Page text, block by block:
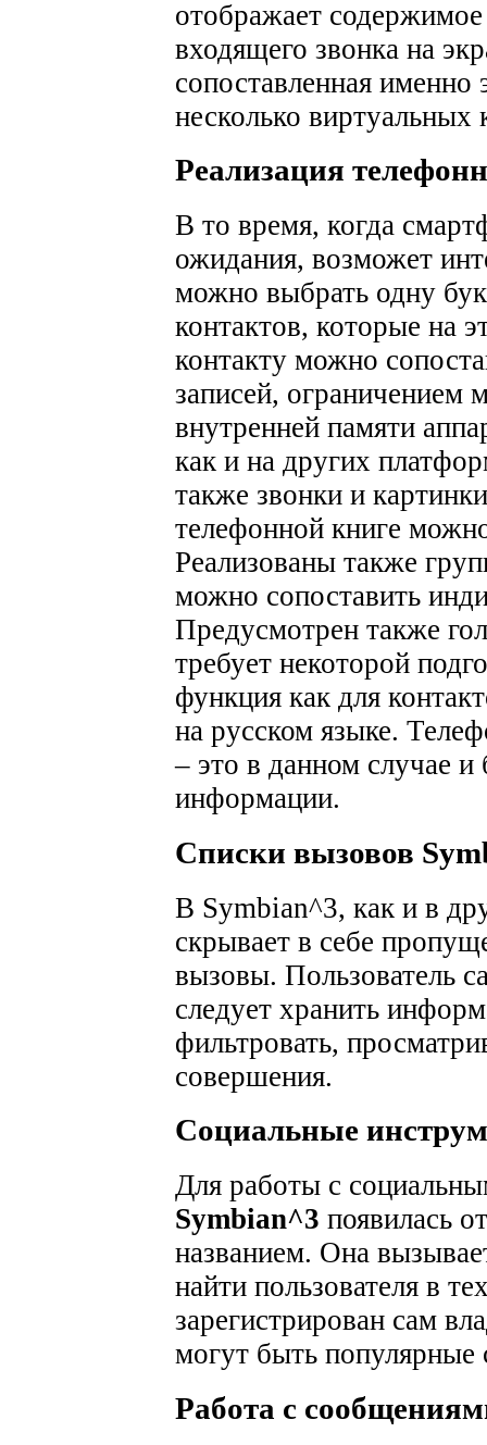
отображает
входящего звонка на
сопоставленная именно
несколько виртуальных
Реализация
В то время, когда
ожидания, возможет
можно выбрать одну
контактов, которые на
контакту можно
записей, ограничением
внутренней памяти
как и на других
также звонки и
телефонной книге
Реализованы также
можно сопоставить
Предусмотрен также
требует некоторой
функция как для
на русском языке.
– это в данном случае
информации.
Списки вызовов
В Symbian^3, как и в
скрывает в себе
вызовы. Пользователь
следует хранить
фильтровать,
совершения.
Социальные
Для работы с
Symbian^3 появилась
названием. Она
найти пользователя в
зарегистрирован сам
могут быть популярные
Работа с